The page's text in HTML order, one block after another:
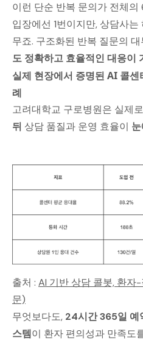
이런 단순 반복 문의가 전체
입장에선 1번이지만, 상담사
무죠. 구조화된 반복 질문의
도 정확하고 효율적인 대응이
실제 현장에서 증명된 AI 콜
례
고려대학교 구로병원은 실제로
뒤 상담 품질과 운영 효율이
출처 : AI 기반 상담 콜봇, 환자
문)
무엇보다도, 24시간 365일 예
스템이 환자 편의성과 만족도